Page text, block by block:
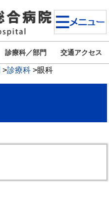
診療科／部門 交通アクセス
>診療科 >眼科